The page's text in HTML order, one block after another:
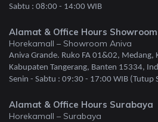
Sabtu : 08:00 - 14:00 WIB
Alamat & Office Hours
Horekamall – Showroom Aniva
Aniva Grande. Ruko FA 01&02, Medang,
Kabupaten Tangerang, Banten 15334,
Senin - Sabtu : 09:30 - 17:00 WIB (Tutup
Alamat & Office Hours Surabaya
Horekamall – Surabaya